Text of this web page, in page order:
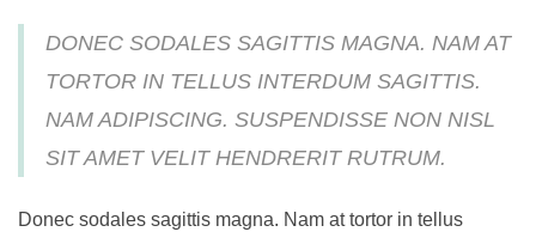
DONEC SODALES SAGITTIS MAGNA. NAM AT
TORTOR IN TELLUS INTERDUM SAGITTIS.
NAM ADIPISCING. SUSPENDISSE NON NISL
SIT AMET VELIT HENDRERIT RUTRUM.
Donec sodales sagittis magna. Nam at tortor in tellus